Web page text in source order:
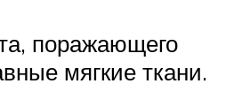
поражающего
мягкие ткани.